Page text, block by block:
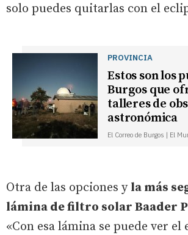
solo puedes quitarlas con el
PROVINCIA
Estos son los
Burgos que
talleres de
astronómica
El Correo de Burgos | El
Otra de las opciones y la más
lámina de filtro solar Baader
«Con esa lámina se puede ver el